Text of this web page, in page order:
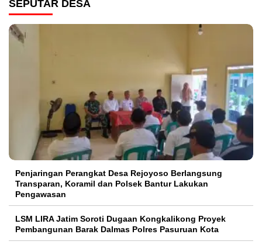
SEPUTAR DESA
Penjaringan Perangkat Desa Rejoyoso Berlangsung
Transparan, Koramil dan Polsek Bantur Lakukan
Pengawasan
LSM LIRA Jatim Soroti Dugaan Kongkalikong Proyek
Pembangunan Barak Dalmas Polres Pasuruan Kota